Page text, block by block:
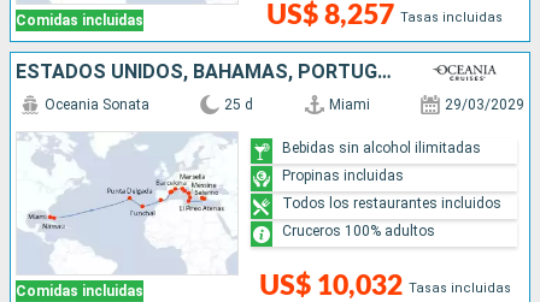
Comidas incluidas US$ 8,257 Tasas incluidas
ESTADOS UNIDOS, BAHAMAS, PORTUGAL, ESPAÑA, FRANCIA, ITALIA, MALTA, GRECIA
Comidas incluidas
Oceania Sonata 25 d Miami 29/03/2029
US$ 10,032 Tasas incluidas
Bebidas sin alcohol ilimitadas
Propinas incluidas
Todos los restaurantes incluidos
Cruceros 100% adultos